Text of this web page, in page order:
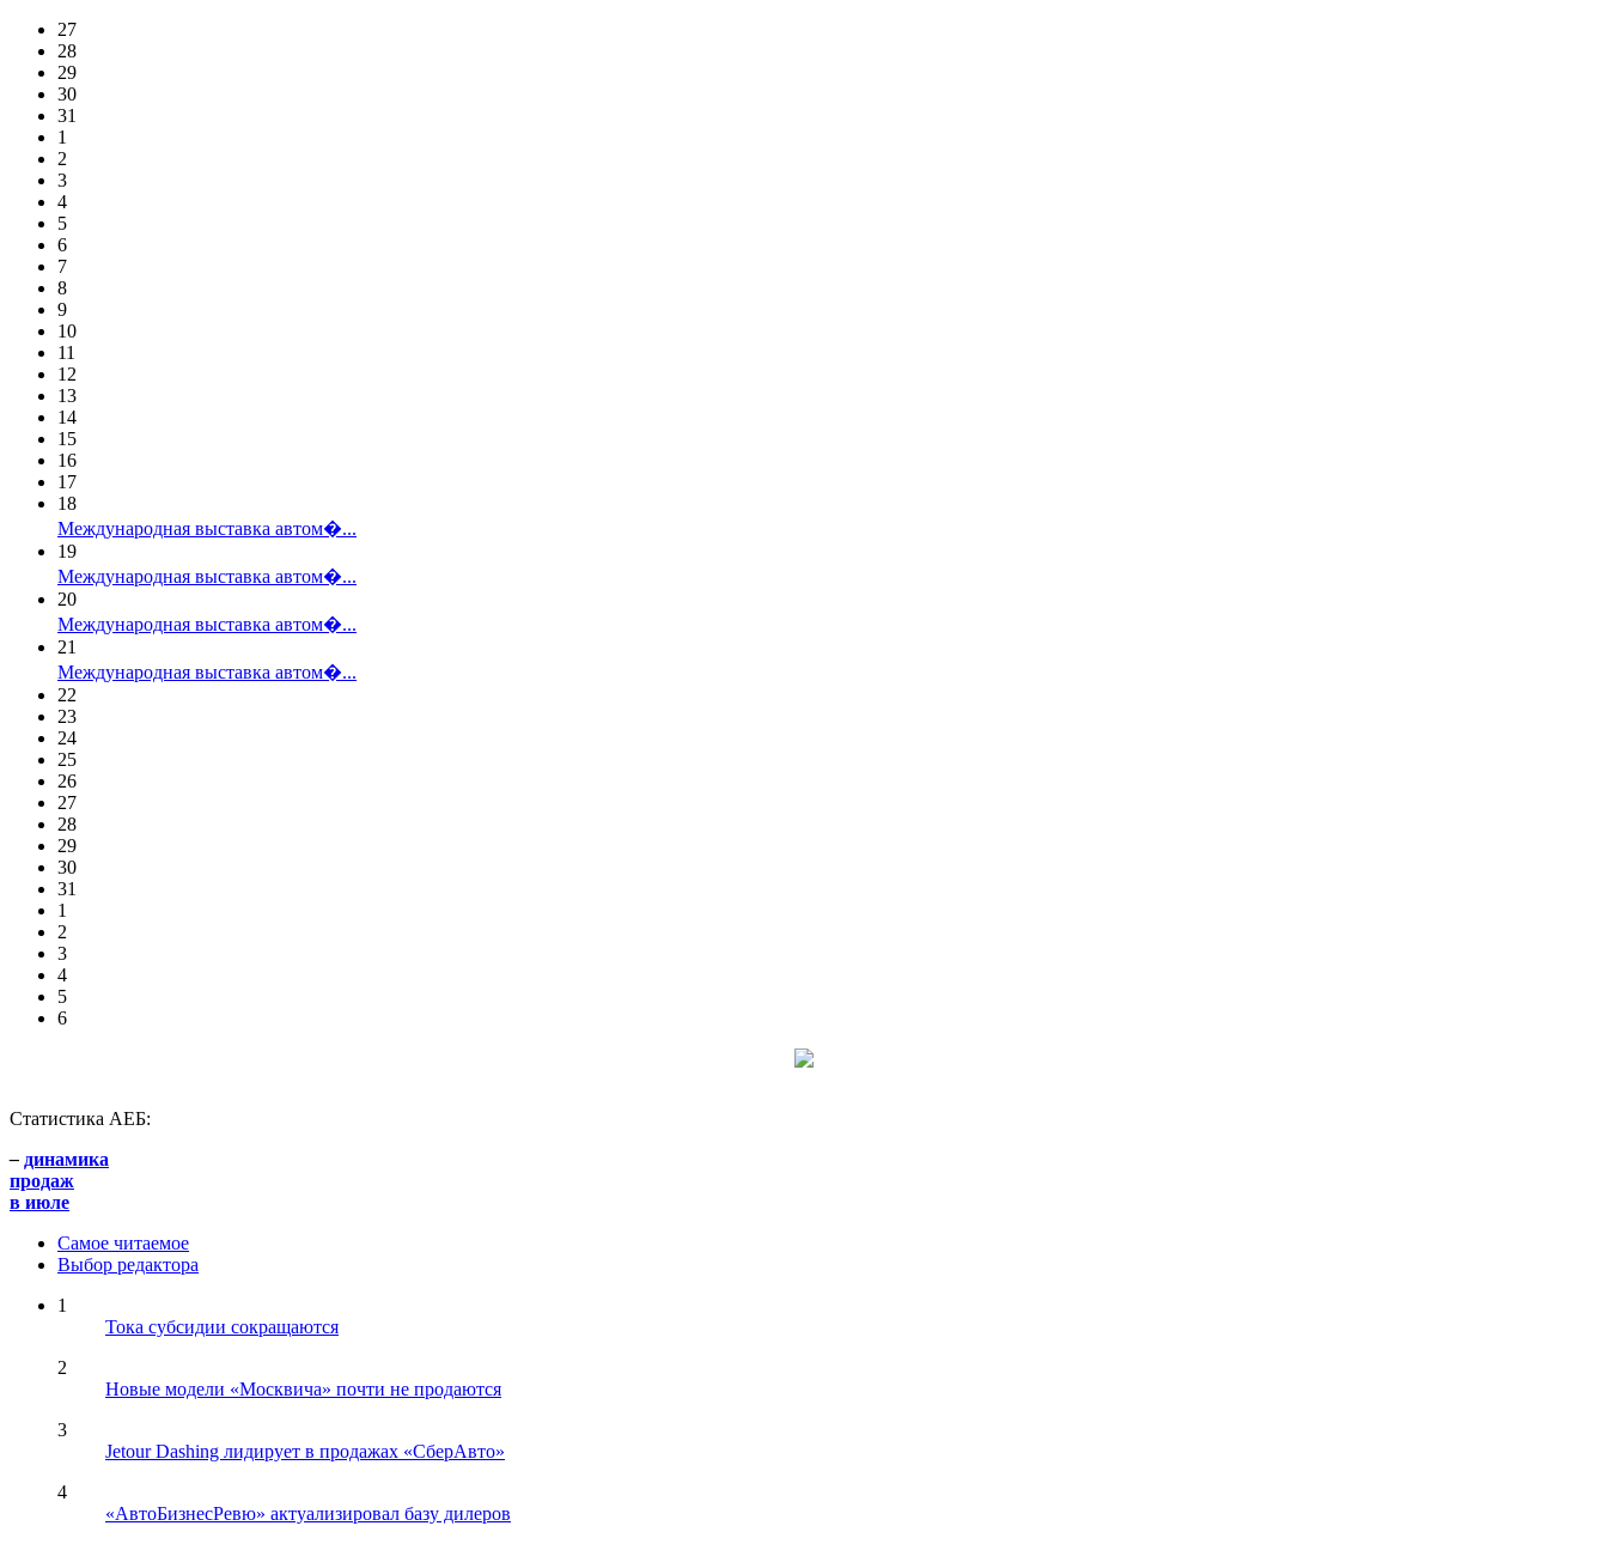
27
28
29
30
31
1
2
3
4
5
6
7
8
9
10
11
12
13
14
15
16
17
18
Международная выставка автом�...
19
Международная выставка автом�...
20
Международная выставка автом�...
21
Международная выставка автом�...
22
23
24
25
26
27
28
29
30
31
1
2
3
4
5
6
Статистика АЕБ:
– динамика
продаж
в июле
Самое читаемое
Выбор редактора
1
Тока субсидии сокращаются
2
Новые модели «Москвича» почти не продаются
3
Jetour Dashing лидирует в продажах «СберАвто»
4
«АвтоБизнесРевю» актуализировал базу дилеров